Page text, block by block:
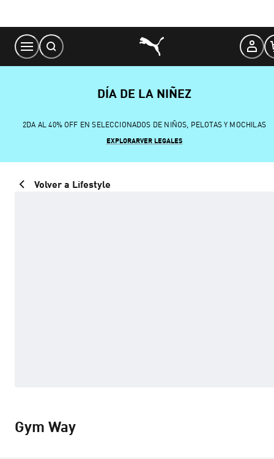
Content
DÍA DE LA NIÑEZ
2DA AL 40% OFF EN SELECCIONADOS DE NIÑOS, PELOTAS Y MOCHILAS
EXPLORARVER LEGALES
Volver a Lifestyle
Gym Way